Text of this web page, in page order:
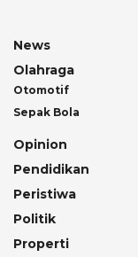
News
Olahraga
Otomotif
Sepak Bola
Opinion
Pendidikan
Peristiwa
Politik
Properti